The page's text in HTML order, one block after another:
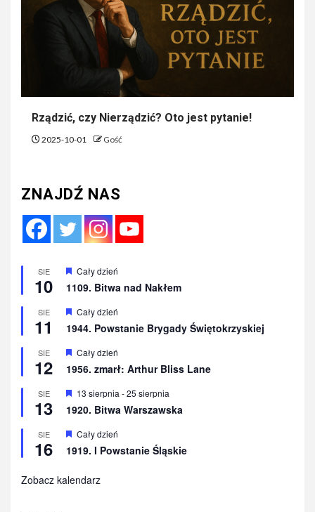
Rządzić, czy Nierządzić? Oto jest pytanie!
2025-10-01 Gość
ZNAJDŹ NAS
SIE
10
Wyróżnione
Cały dzień
1109. Bitwa nad Nakłem
SIE
11
Wyróżnione
Cały dzień
1944. Powstanie Brygady Świętokrzyskiej
SIE
12
Wyróżnione
Cały dzień
1956. zmarł: Arthur Bliss Lane
SIE
13
Wyróżnione
13 sierpnia -25 sierpnia
1920. Bitwa Warszawska
SIE
16
Wyróżnione
Cały dzień
1919. I Powstanie Śląskie
Zobacz kalendarz